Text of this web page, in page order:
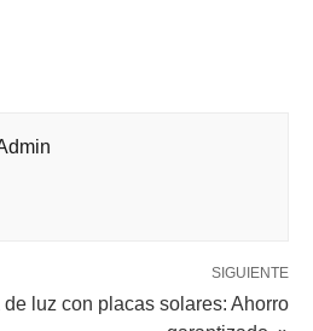
SIGUIENTE
luz con placas solares: Ahorro